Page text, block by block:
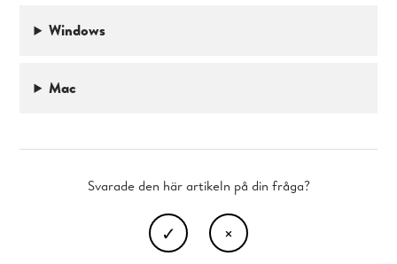
Windows
Mac
Svarade den här artikeln på din fråga?